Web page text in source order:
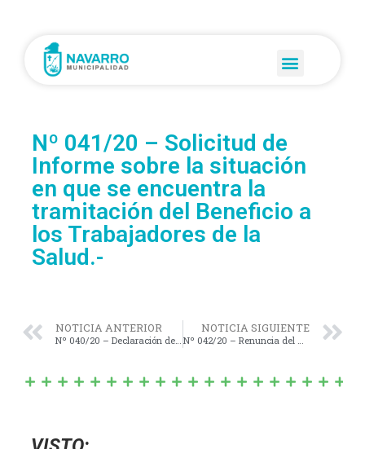
Nº 041/20 – Solicitud de
Informe sobre la situación
en que se encuentra la
tramitación del Beneficio a
los Trabajadores de la
Salud.-
NOTICIA ANTERIOR
Nº 040/20 – Declaración de «Ciudadano Destacado Post Mortem» al Bioquímico Dr. Héctor Alumá.-
NOTICIA SIGUIENTE
Nº 042/20 – Renuncia del Arquitecto Carlos de Lamadrid al cargo de Concejal.-